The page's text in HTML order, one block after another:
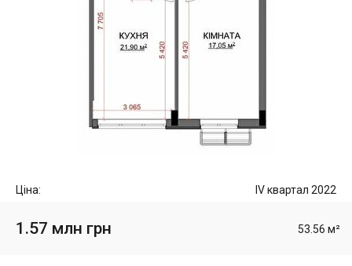
Ціна: IV квартал 2022
1.57 млн грн 53.56 м²